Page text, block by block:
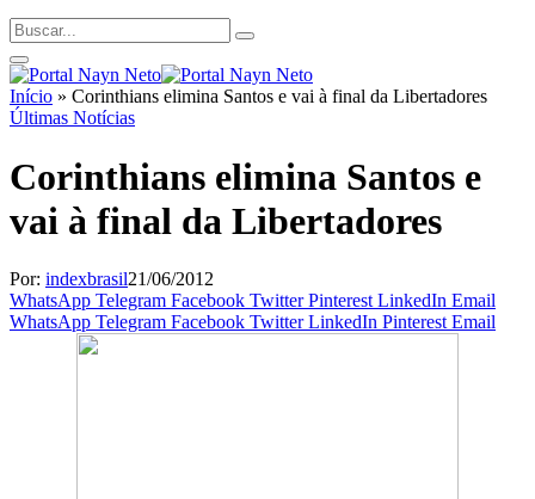
Início » Corinthians elimina Santos e vai à final da Libertadores
Últimas Notícias
Corinthians elimina Santos e
vai à final da Libertadores
Por: indexbrasil21/06/2012
WhatsApp Telegram Facebook Twitter Pinterest LinkedIn Email
WhatsApp Telegram Facebook Twitter LinkedIn Pinterest Email